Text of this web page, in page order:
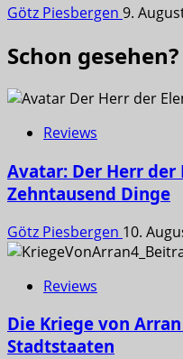
Götz Piesbergen 9.
Schon gesehen?
Reviews
Avatar: Der Herr der
Zehntausend Dinge
Götz Piesbergen 10.
Reviews
Die Kriege von
Stadtstaaten